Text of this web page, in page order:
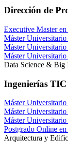
Dirección de
Executive Master
Máster Universitario
Máster
Máster
Data Science & Big
Ingenierías TIC
Máster
Máster Universitario
Máster
Postgrado Online
Arquitectura y